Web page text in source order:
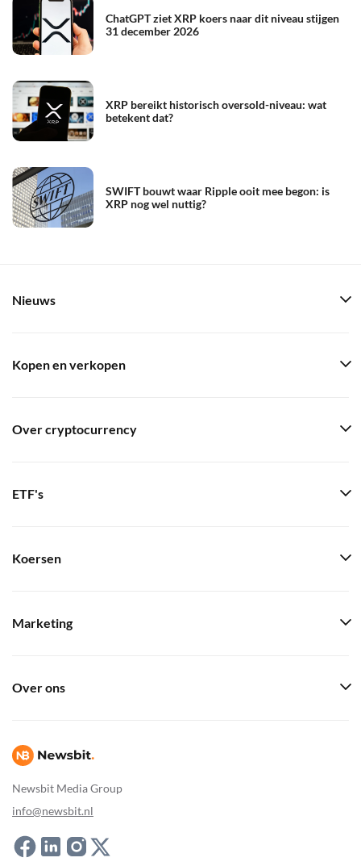
ChatGPT ziet XRP koers naar dit niveau stijgen
31 december 2026
XRP bereikt historisch oversold-niveau: wat
betekent dat?
SWIFT bouwt waar Ripple ooit mee begon: is
XRP nog wel nuttig?
Newsbit Media Group
info@newsbit.nl
Nieuws
Kopen en verkopen
Over cryptocurrency
ETF's
Koersen
Marketing
Over ons